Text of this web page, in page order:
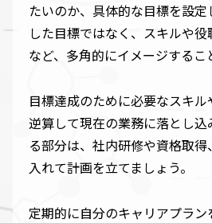
たいのか、具体的な目標を設定
した目標ではなく、スキルや
など、多角的にイメージするこ
目標達成のために必要なスキル
逆算して現在の業務に落とし込
る部分は、社内研修や資格取
入れて計画を立てましょう。
定期的に自分のキャリアプラ